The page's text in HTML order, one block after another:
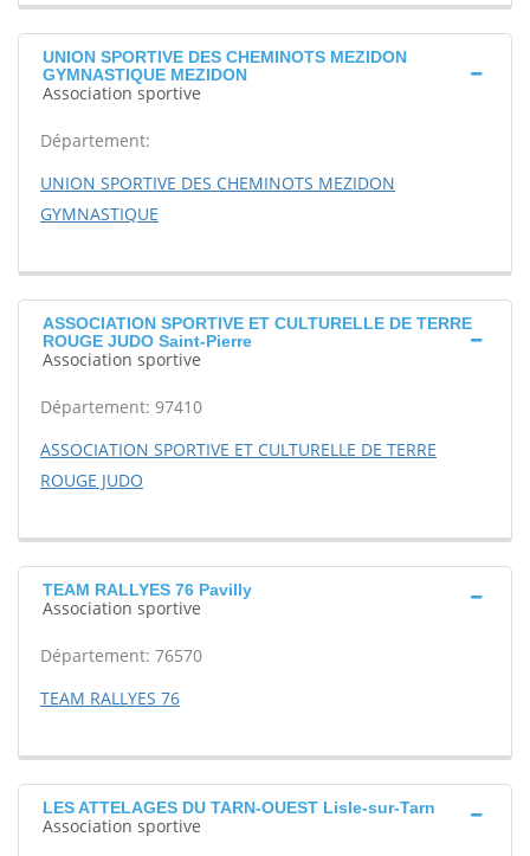
UNION SPORTIVE DES CHEMINOTS MEZIDON
GYMNASTIQUE MEZIDON
Association sportive
Département:
UNION SPORTIVE DES CHEMINOTS MEZIDON
GYMNASTIQUE
ASSOCIATION SPORTIVE ET CULTURELLE DE TERRE
ROUGE JUDO Saint-Pierre
Association sportive
Département: 97410
ASSOCIATION SPORTIVE ET CULTURELLE DE TERRE
ROUGE JUDO
TEAM RALLYES 76 Pavilly
Association sportive
Département: 76570
TEAM RALLYES 76
LES ATTELAGES DU TARN-OUEST Lisle-sur-Tarn
Association sportive